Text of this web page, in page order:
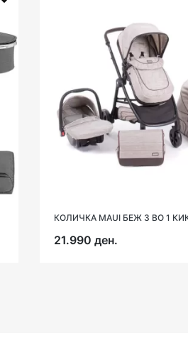
КОЛИЧКА MAUI БЕЖ 3 ВО 1
21.990 ден.